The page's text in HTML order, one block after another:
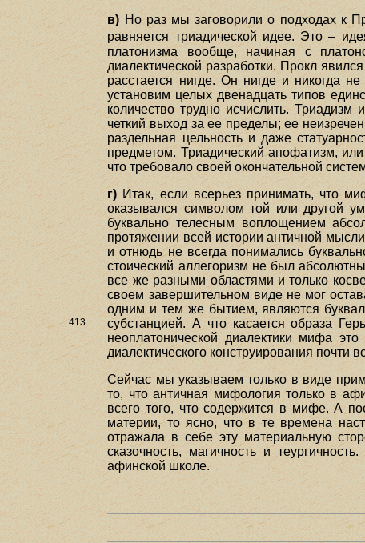
в) Но раз мы заговорили о подходах к
равняется триадической идее. Это –
платонизма вообще, начиная с
диалектической разработки. Прокл
расстается нигде. Он нигде и никогда
установим целых двенадцать типов
количество трудно исчислить.
четкий выход за ее пределы; ее
раздельная цельность и даже
предметом. Триадический апофатизм,
что требовало своей окончательной
г) Итак, если всерьез принимать, что
оказывался символом той или другой
буквально телесным воплощением
протяжении всей истории античной
и отнюдь не всегда понимались
стоический аллегоризм не был
все же разными областями и только
своем завершительном виде не мог
одним и тем же бытием, являются
субстанцией. А что касается образа
413
неоплатонической диалектики мифа
диалектического конструирования почти
Сейчас мы указываем только в виде
то, что античная мифология только в
всего того, что содержится в мифе. А
материи, то ясно, что в те времена
отражала в себе эту материальную
сказочность, магичность и
афинской школе.